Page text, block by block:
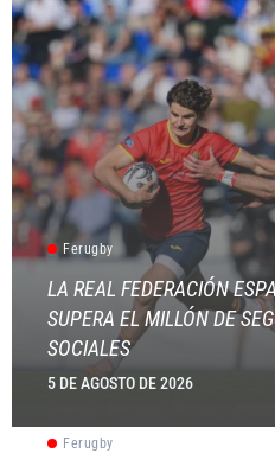
Ferugby
LA REAL FEDERACIÓN
SUPERA EL MILLÓN DE
SOCIALES
5 DE AGOSTO DE 2026
Ferugby